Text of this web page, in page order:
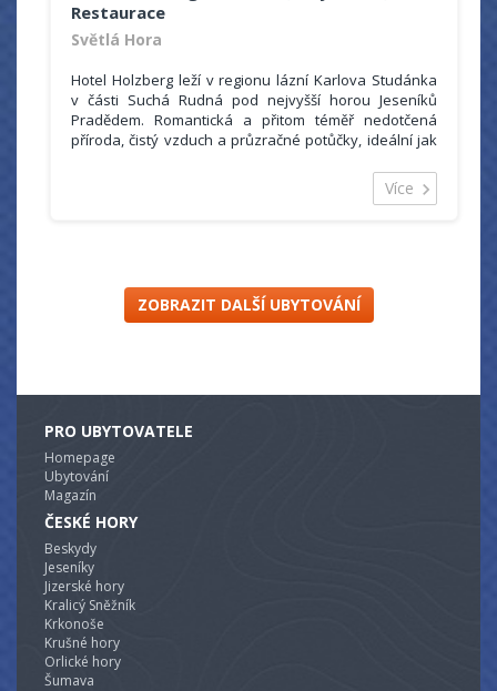
Restaurace
Světlá Hora
Hotel Holzberg leží v regionu lázní Karlova Studánka
v části Suchá Rudná pod nejvyšší horou Jeseníků
Pradědem. Romantická a přitom téměř nedotčená
příroda, čistý vzduch a průzračné potůčky, ideální jak
skupinové zájezdy, sportovní vyžití, tak i pro
příjmem českých, německých a polských programů),
Wi-Fi připojení k internetu, minibar, pokojový trezor či
Hotel Holzberg nabízí i pokoj dvoulůžkový FirstClass s
osoby s omezenou pohyblivostí.
Součástí hotelu je stylová restaurace, společenský sál
až pro 80 hostů, vlastní parkoviště, dva bazény
s perličkovými masážemi, masážními tryskami a
vodními atrakcemi – chrliči, sauna, whirlpool,
posilovna, tělocvičny, bowling, dětská herna,
společenská místnost, dětské hřiště s velkou
zahradou, venkovní víceúčelové hřiště s umělým
povrchem pro malou kopanou, volejbal, tenis a
basketbal.
Rezervujte ONLINE:
Více
ZOBRAZIT DALŠÍ UBYTOVÁNÍ
PRO UBYTOVATELE
Homepage
Ubytování
Magazín
ČESKÉ HORY
Beskydy
Jeseníky
Jizerské hory
Kralicý Sněžník
Krkonoše
Krušné hory
Orlické hory
Šumava